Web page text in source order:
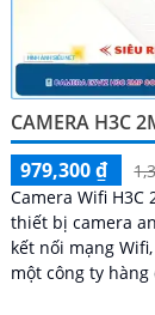
CAMERA H3C
979,300 ₫
Camera Wifi H3C
thiết bị camera
kết nối mạng
một công ty hàng